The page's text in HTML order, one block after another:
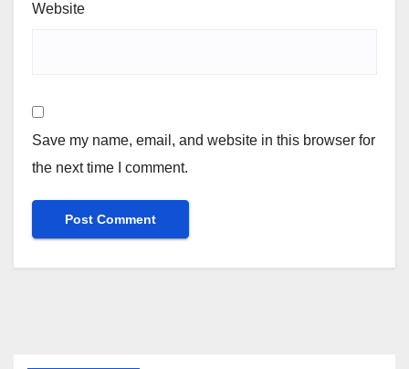
Website
Save my name, email, and website in this browser for
the next time I comment.